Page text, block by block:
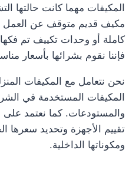
المكيفات مهما كانت حالتها
مكيف قديم متوقف عن العمل
كاملة أو وحدات تكييف تم
فإننا نقوم بشرائها بأسعار
نحن نتعامل مع المكيفات
المكيفات المستخدمة في
والمستودعات. كما نعتمد
تقييم الأجهزة وتحديد سعرها
ومكوناتها الداخلية.